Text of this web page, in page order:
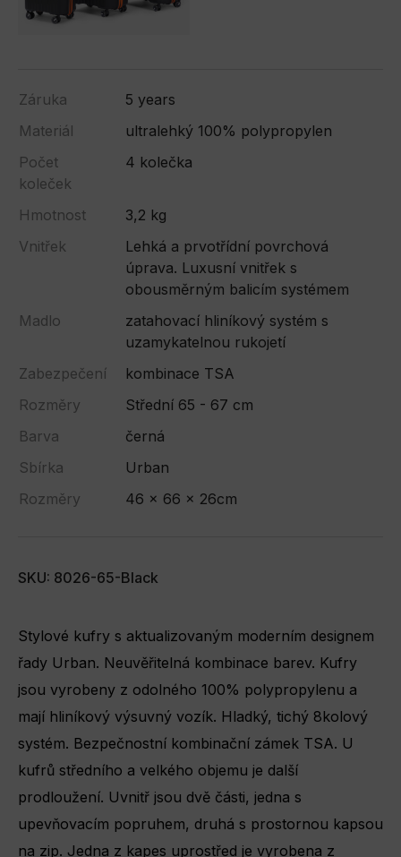
Záruka
5 years
Materiál
ultralehký 100% polypropylen
Počet
koleček
4 kolečka
Hmotnost
3,2 kg
Vnitřek
Lehká a prvotřídní povrchová
úprava. Luxusní vnitřek s
obousměrným balicím systémem
Madlo
zatahovací hliníkový systém s
uzamykatelnou rukojetí
Zabezpečení
kombinace TSA
Rozměry
Střední 65 - 67 cm
Barva
černá
Sbírka
Urban
Rozměry
46 x 66 x 26cm
SKU: 8026-65-Black
Stylové kufry s aktualizovaným moderním designem
řady Urban. Neuvěřitelná kombinace barev. Kufry
jsou vyrobeny z odolného 100% polypropylenu a
mají hliníkový výsuvný vozík. Hladký, tichý 8kolový
systém. Bezpečnostní kombinační zámek TSA. U
kufrů středního a velkého objemu je další
prodloužení. Uvnitř jsou dvě části, jedna s
upevňovacím popruhem, druhá s prostornou kapsou
na zip. Jedna z kapes uprostřed je vyrobena z